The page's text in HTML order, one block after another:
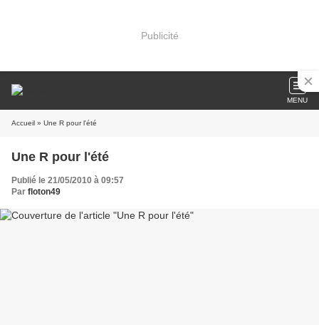
Publicité
MENU
Accueil » Une R pour l'été
Une R pour l'été
Publié le 21/05/2010 à 09:57
Par floton49